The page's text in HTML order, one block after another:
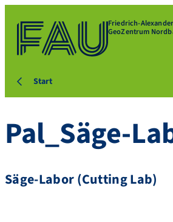
Friedrich-
GeoZentrum
Start
Pal_Säge-
Säge-Labor (Cutting Lab)